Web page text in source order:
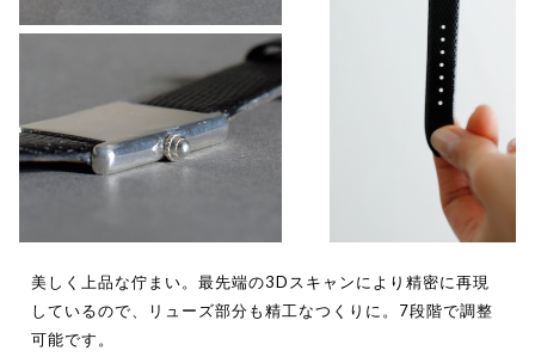
美しく上品な佇まい。最先端の3Dスキャンにより精密に再現
しているので、リューズ部分も精工なつくりに。7段階で調整
可能です。